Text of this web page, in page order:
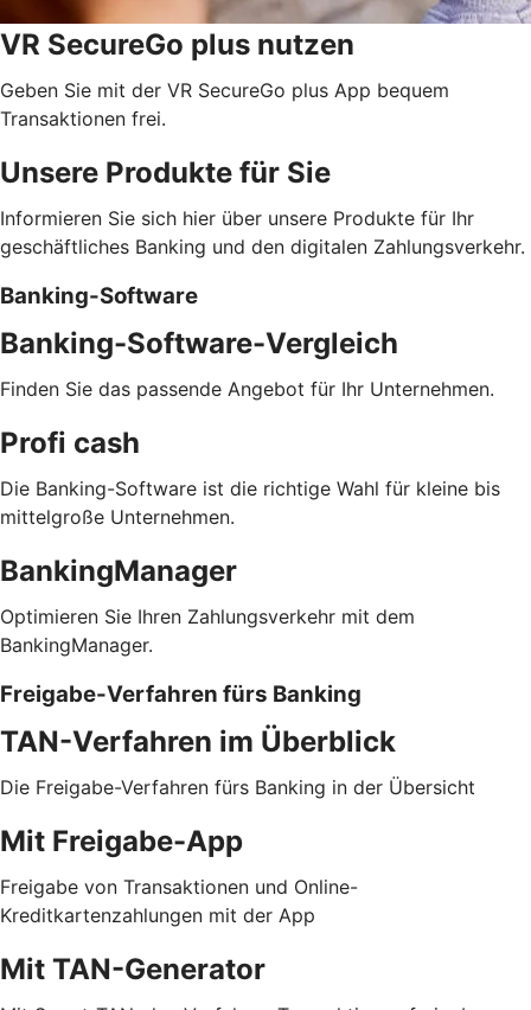
VR SecureGo plus nutzen
Geben Sie mit der VR SecureGo plus App bequem
Transaktionen frei.
Unsere Produkte für Sie
Informieren Sie sich hier über unsere Produkte für Ihr
geschäftliches Banking und den digitalen Zahlungsverkehr.
Banking-Software
Banking-Software-Vergleich
Finden Sie das passende Angebot für Ihr Unternehmen.
Profi cash
Die Banking-Software ist die richtige Wahl für kleine bis
mittelgroße Unternehmen.
BankingManager
Optimieren Sie Ihren Zahlungsverkehr mit dem
BankingManager.
Freigabe-Verfahren fürs Banking
TAN-Verfahren im Überblick
Die Freigabe-Verfahren fürs Banking in der Übersicht
Mit Freigabe-App
Freigabe von Transaktionen und Online-
Kreditkartenzahlungen mit der App
Mit TAN-Generator